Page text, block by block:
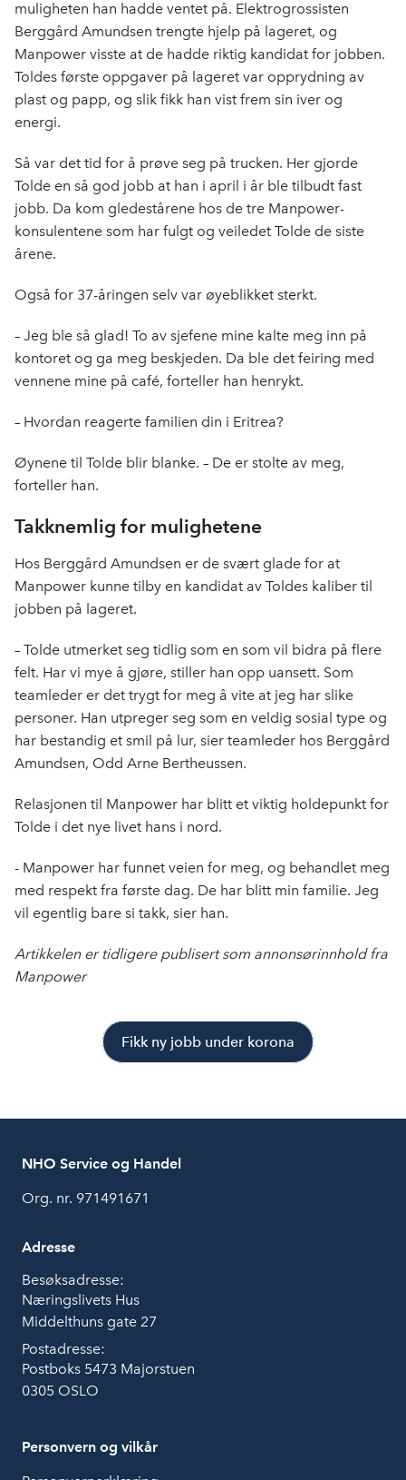
muligheten han hadde ventet på. Elektrogrossisten
Berggård Amundsen trengte hjelp på lageret, og
Manpower visste at de hadde riktig kandidat for jobben.
Toldes første oppgaver på lageret var opprydning av
plast og papp, og slik fikk han vist frem sin iver og
energi.
Så var det tid for å prøve seg på trucken. Her gjorde
Tolde en så god jobb at han i april i år ble tilbudt fast
jobb. Da kom gledestårene hos de tre Manpower-
konsulentene som har fulgt og veiledet Tolde de siste
årene.
Også for 37-åringen selv var øyeblikket sterkt.
– Jeg ble så glad! To av sjefene mine kalte meg inn på
kontoret og ga meg beskjeden. Da ble det feiring med
vennene mine på café, forteller han henrykt.
– Hvordan reagerte familien din i Eritrea?
Øynene til Tolde blir blanke. – De er stolte av meg,
forteller han.
Takknemlig for mulighetene
Hos Berggård Amundsen er de svært glade for at
Manpower kunne tilby en kandidat av Toldes kaliber til
jobben på lageret.
– Tolde utmerket seg tidlig som en som vil bidra på flere
felt. Har vi mye å gjøre, stiller han opp uansett. Som
teamleder er det trygt for meg å vite at jeg har slike
personer. Han utpreger seg som en veldig sosial type og
har bestandig et smil på lur, sier teamleder hos Berggård
Amundsen, Odd Arne Bertheussen.
Relasjonen til Manpower har blitt et viktig holdepunkt for
Tolde i det nye livet hans i nord.
- Manpower har funnet veien for meg, og behandlet meg
med respekt fra første dag. De har blitt min familie. Jeg
vil egentlig bare si takk, sier han.
Artikkelen er tidligere publisert som annonsørinnhold fra
Manpower
Fikk ny jobb under korona
NHO Service og Handel
Org. nr. 971491671
Adresse
Besøksadresse:
Næringslivets Hus
Middelthuns gate 27
Postadresse:
Postboks 5473 Majorstuen
0305 OSLO
Personvern og vilkår